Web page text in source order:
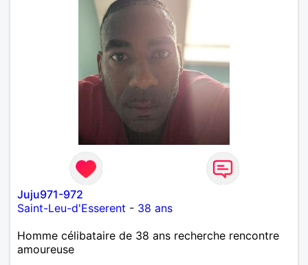
Juju971-972
Saint-Leu-d'Esserent - 38 ans
Homme célibataire de 38 ans recherche rencontre
amoureuse